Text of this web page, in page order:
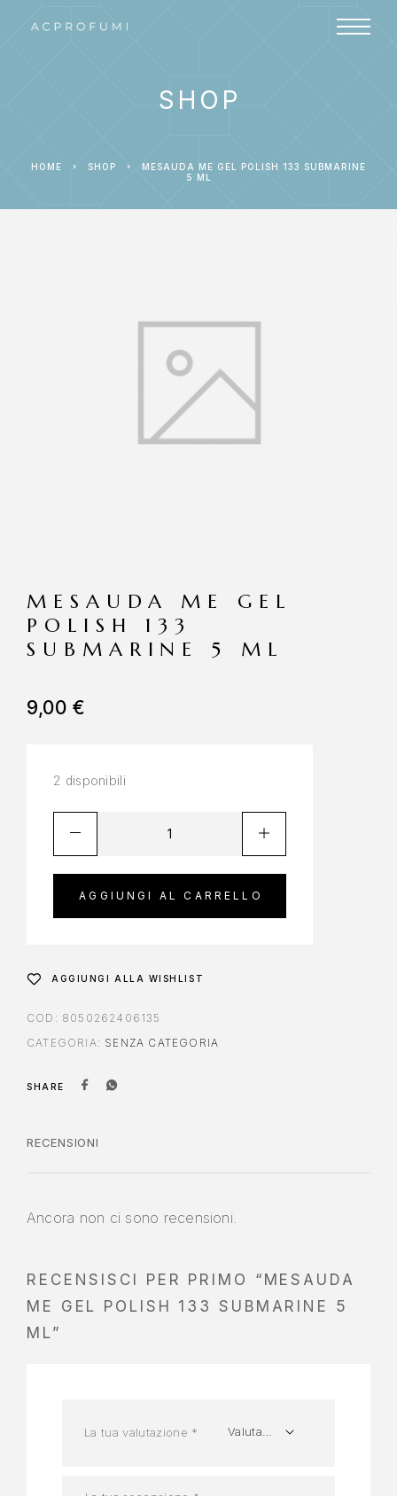
SHOP
HOME SHOP
MESAUDA ME GEL POLISH 133 SUBMARINE
5 ML
MESAUDA ME GEL
POLISH 133
SUBMARINE 5 ML
9,00€
2 disponibili
AGGIUNGI AL CARRELLO
AGGIUNGI ALLA WISHLIST
COD: 8050262406135
CATEGORIA: SENZA CATEGORIA
SHARE
RECENSIONI
Ancora non ci sono recensioni.
RECENSISCI PER PRIMO “MESAUDA
ME GEL POLISH 133 SUBMARINE 5
ML”
La tua valutazione *